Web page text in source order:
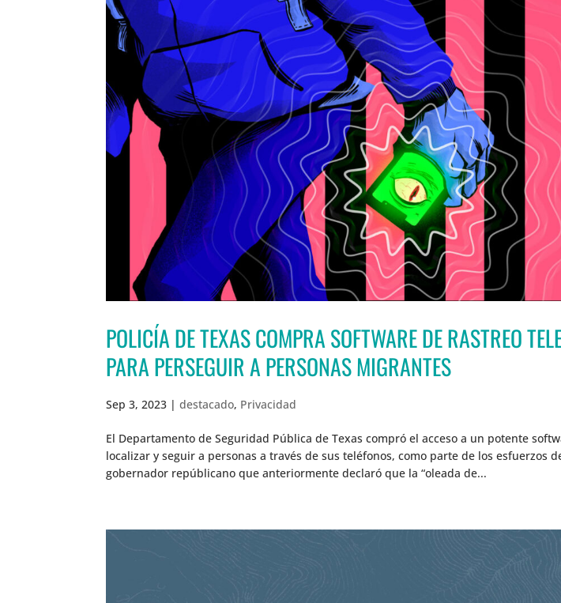
POLICÍA DE TEXAS COMPRA SOFTWARE DE RASTREO
PARA PERSEGUIR A PERSONAS MIGRANTES
Sep 3, 2023 |destacado, Privacidad
El Departamento de Seguridad Pública de Texas compró el acceso a un potente
localizar y seguir a personas a través de sus teléfonos, como parte de los esfuerzos
gobernador repúblicano que anteriormente declaró que la “oleada de...